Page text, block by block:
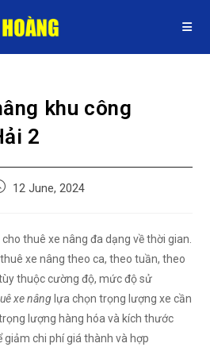
khu công
2
12 June, 2024
thuê xe nâng đa dạng về thời gian.
xe nâng theo ca, theo tuần, theo
thuộc cường độ, mức độ sử
xe nâng lựa chọn trọng lượng xe cần
lượng hàng hóa và kích thước
giảm chi phí giá thành và hợp